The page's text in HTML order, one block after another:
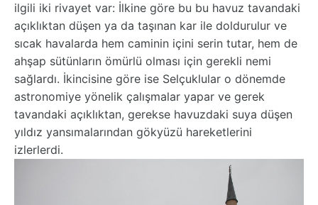
ilgili iki rivayet var: İlkine göre bu bu havuz tavandaki
açıklıktan düşen ya da taşınan kar ile doldurulur ve
sıcak havalarda hem caminin içini serin tutar, hem de
ahşap sütünların ömürlü olması için gerekli nemi
sağlardı. İkincisine göre ise Selçuklular o dönemde
astronomiye yönelik çalışmalar yapar ve gerek
tavandaki açıklıktan, gerekse havuzdaki suya düşen
yıldız yansımalarından gökyüzü hareketlerini
izlerlerdi.